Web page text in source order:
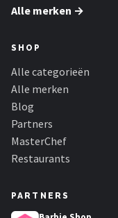
Alle merken →
SHOP
Alle categorieën
Alle merken
Blog
Partners
MasterChef
Restaurants
PARTNERS